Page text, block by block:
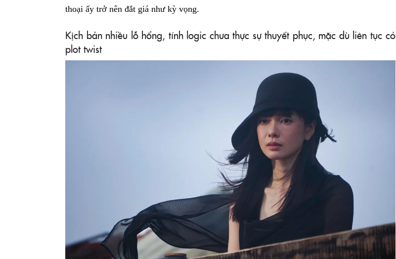
thoại ấy trở nên đắt giá như kỳ vọng.
Kịch bản nhiều lỗ hổng, tính logic chưa thực sự thuyết phục, mặc dù liên tục có
plot twist